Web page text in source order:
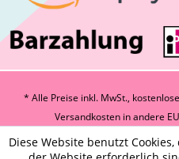
* Alle Preise inkl. MwSt.,
Versandkosten in andere
Diese Website benutzt